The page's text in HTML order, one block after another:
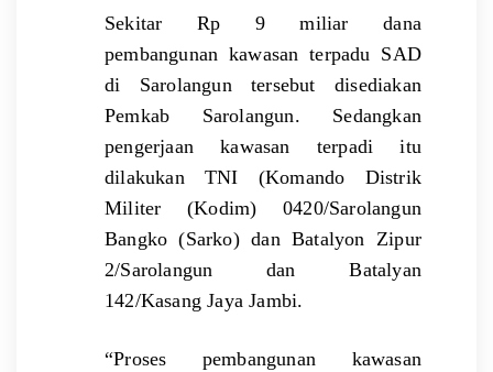
Sekitar Rp 9 miliar dana
pembangunan kawasan terpadu SAD
di Sarolangun tersebut disediakan
Pemkab Sarolangun. Sedangkan
pengerjaan kawasan terpadi itu
dilakukan TNI (Komando Distrik
Militer (Kodim) 0420/Sarolangun
Bangko (Sarko) dan Batalyon Zipur
2/Sarolangun dan Batalyan
142/Kasang Jaya Jambi.
“Proses pembangunan kawasan